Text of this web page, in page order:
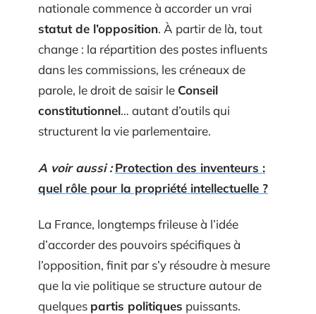
nationale commence à accorder un vrai
statut de l’opposition. À partir de là, tout
change : la répartition des postes influents
dans les commissions, les créneaux de
parole, le droit de saisir le Conseil
constitutionnel… autant d’outils qui
structurent la vie parlementaire.
A voir aussi : Protection des inventeurs :
quel rôle pour la propriété intellectuelle ?
La France, longtemps frileuse à l’idée
d’accorder des pouvoirs spécifiques à
l’opposition, finit par s’y résoudre à mesure
que la vie politique se structure autour de
quelques partis politiques puissants.